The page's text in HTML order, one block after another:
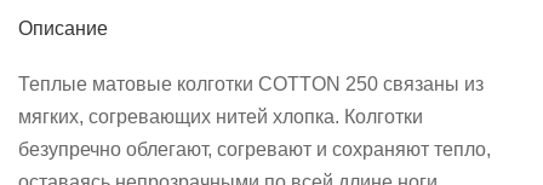
Описание
Теплые матовые колготки COTTON 250 связаны из
мягких, согревающих нитей хлопка. Колготки
безупречно облегают, согревают и сохраняют тепло,